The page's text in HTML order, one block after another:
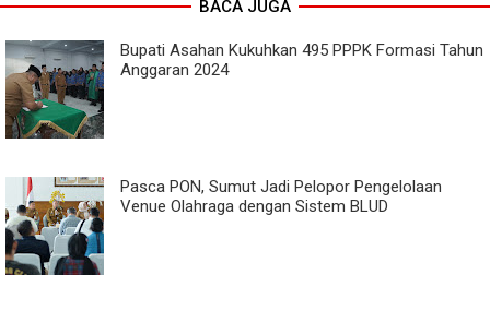
BACA JUGA
Bupati Asahan Kukuhkan 495 PPPK Formasi Tahun
Anggaran 2024
Pasca PON, Sumut Jadi Pelopor Pengelolaan
Venue Olahraga dengan Sistem BLUD